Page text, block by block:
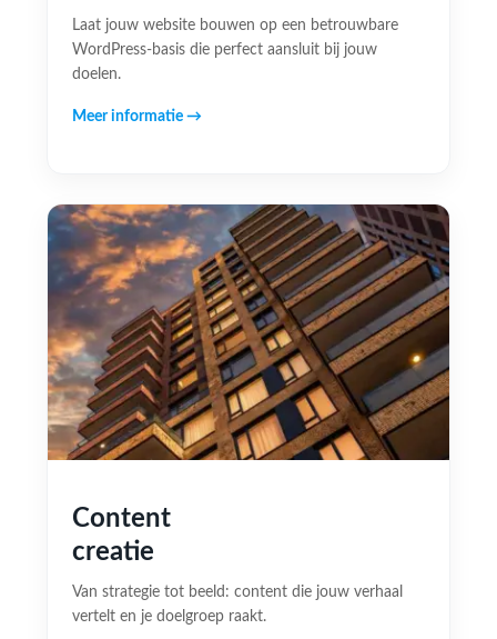
Laat jouw website bouwen op een betrouwbare
WordPress-basis die perfect aansluit bij jouw
doelen.
Meer informatie →
Content
creatie
Van strategie tot beeld: content die jouw verhaal
vertelt en je doelgroep raakt.